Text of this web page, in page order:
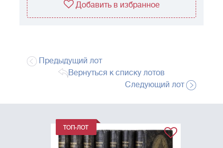
Добавить в избранное
Предыдущий лот
Вернуться к списку лотов
Следующий лот